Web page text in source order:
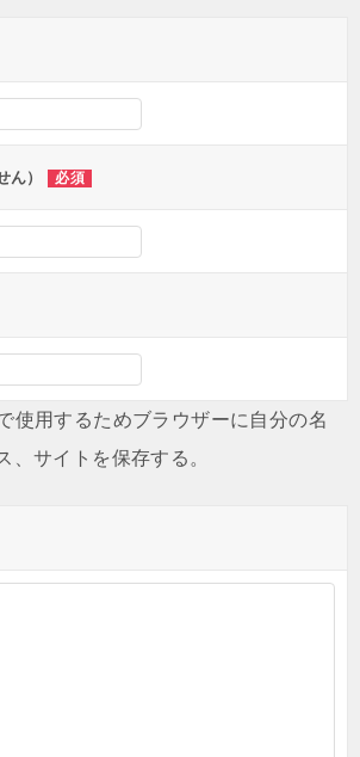
ん） 必須
使用するためブラウザーに自分の名
、サイトを保存する。